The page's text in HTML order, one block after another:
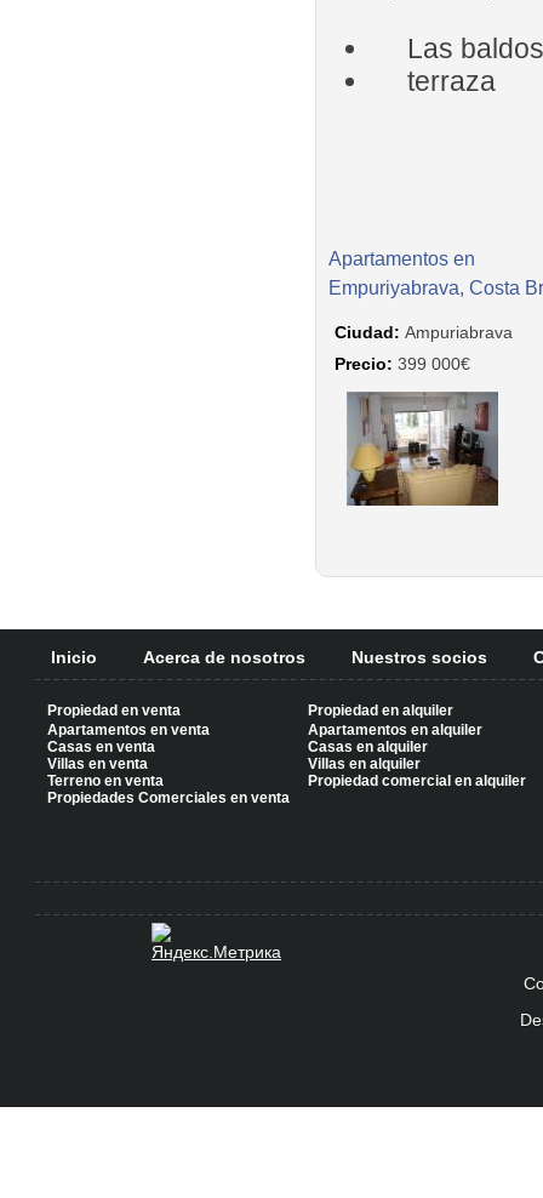
Las
terraza
Apartamentos en
Empuriyabrava, Costa
Ciudad: Ampuriabrava
Precio: 399 000€
Inicio Acerca de nosotros Nuestros socios
Propiedad en venta
Apartamentos en venta
Casas en venta
Villas en venta
Terreno en venta
Propiedades Comerciales en venta
Propiedad en alquiler
Apartamentos en alquiler
Casas en alquiler
Villas en alquiler
Propiedad comercial en alquiler